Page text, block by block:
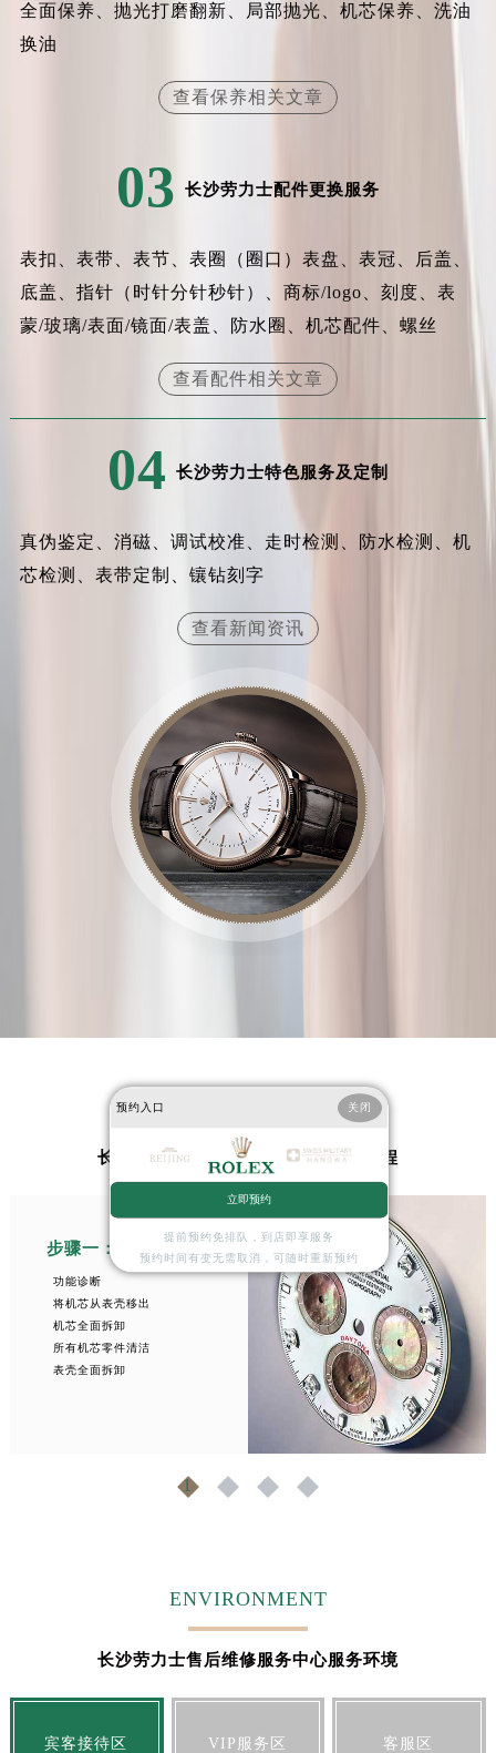
全面保养、抛光打磨翻新、局部抛光、机芯保养、洗油
换油
查看保养相关文章
03 长沙劳力士配件更换服务
表扣、表带、表节、表圈（圈口）表盘、表冠、后盖、
底盖、指针（时针分针秒针）、商标/logo、刻度、表
蒙/玻璃/表面/镜面/表盖、防水圈、机芯配件、螺丝
查看配件相关文章
04 长沙劳力士特色服务及定制
真伪鉴定、消磁、调试校准、走时检测、防水检测、机
芯检测、表带定制、镶钻刻字
查看新闻资讯
长沙劳力士售后维修服务中心检修流程
步骤一： 诊断与拆卸
功能诊断
将机芯从表壳移出
机芯全面拆卸
所有机芯零件清洁
表壳全面拆卸
1 2 3 4
ENVIRONMENT
长沙劳力士售后维修服务中心服务环境
宾客接待区 VIP服务区 客服区
预约入口 关闭
立即预约
提前预约免排队，到店即享服务
预约时间有变无需取消，可随时重新预约